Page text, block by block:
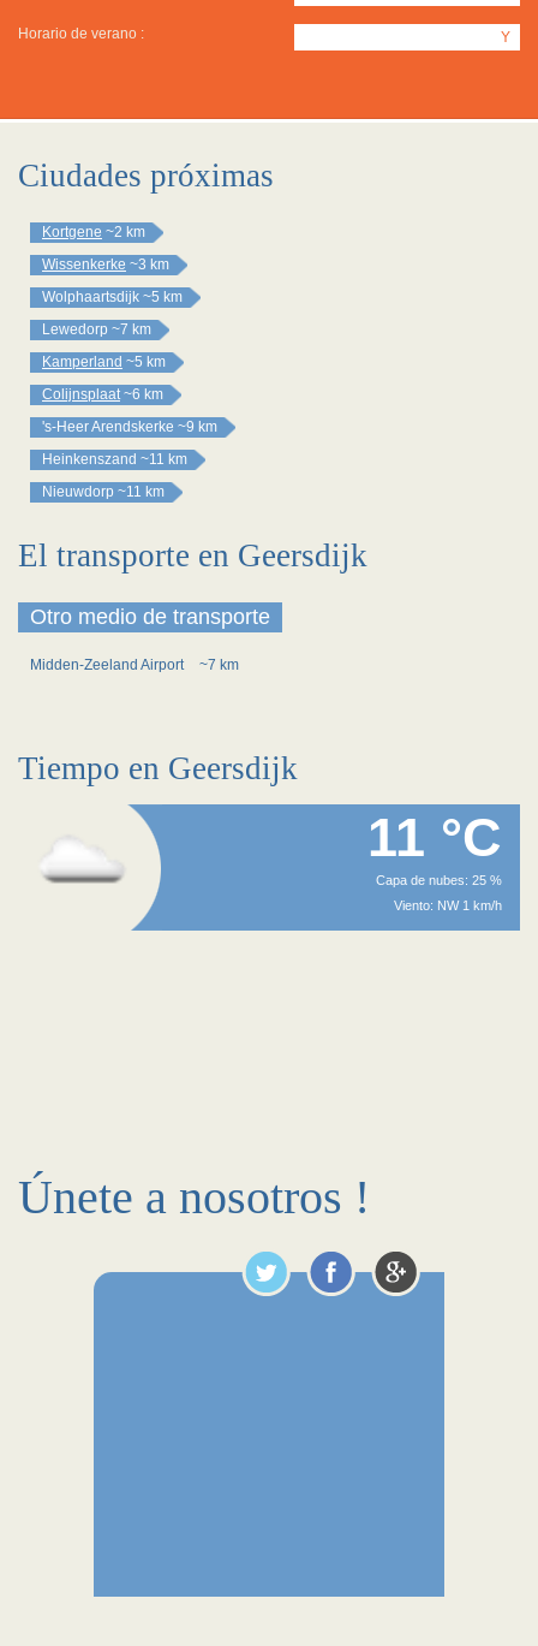
Horario de verano : Y
Ciudades próximas
Kortgene ~2 km
Wissenkerke ~3 km
Wolphaartsdijk ~5 km
Lewedorp ~7 km
Kamperland ~5 km
Colijnsplaat ~6 km
's-Heer Arendskerke ~9 km
Heinkenszand ~11 km
Nieuwdorp ~11 km
El transporte en Geersdijk
Otro medio de transporte
Midden-Zeeland Airport ~7 km
Tiempo en Geersdijk
11 °C
Capa de nubes: 25 %
Viento: NW 1 km/h
Únete a nosotros !